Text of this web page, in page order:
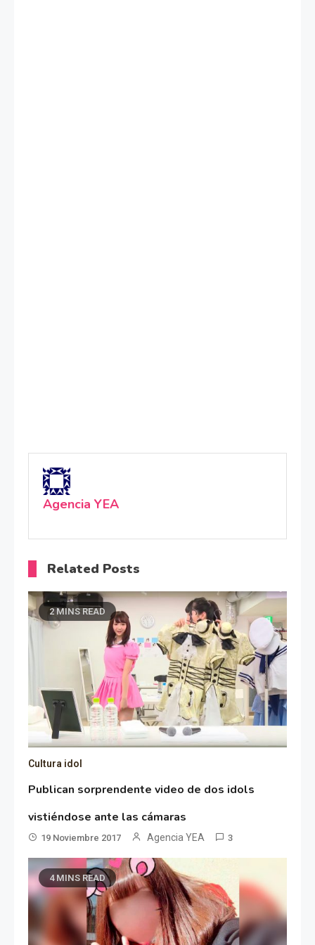
Agencia YEA
Related Posts
2 MINS READ
Cultura idol
Publican sorprendente video de dos idols
vistiéndose ante las cámaras
19 Noviembre 2017 Agencia YEA 3
4 MINS READ